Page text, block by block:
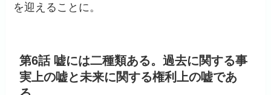
を迎えることに。
第6話 嘘には二種類ある。過去に関する事
実上の嘘と未来に関する権利上の嘘であ